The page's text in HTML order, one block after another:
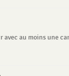
avec au moins une